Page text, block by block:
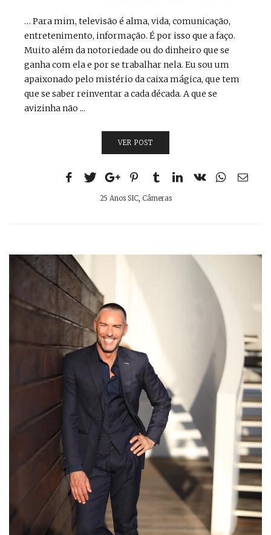
… Para mim, televisão é alma, vida, comunicação,
entretenimento, informação. É por isso que a faço.
Muito além da notoriedade ou do dinheiro que se
ganha com ela e por se trabalhar nela. Eu sou um
apaixonado pelo mistério da caixa mágica, que tem
que se saber reinventar a cada década. A que se
avizinha não ...
VER POST
25 Anos SIC, Câmeras